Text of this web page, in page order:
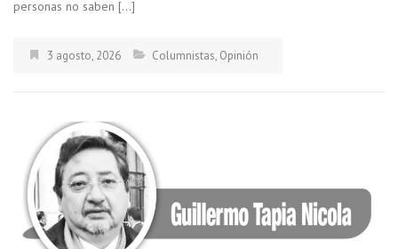
personas no saben […]
3 agosto, 2026 Columnistas, Opinión